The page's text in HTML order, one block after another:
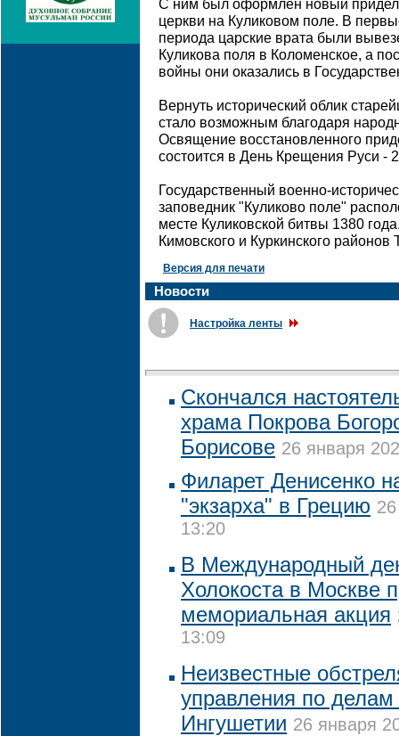
С ним был оформлен новый придел
церкви на Куликовом поле. В
периода царские врата были
Куликова поля в Коломенское, а
войны они оказались в
Вернуть исторический облик
стало возможным благодаря
Освящение восстановленного
состоится в День Крещения Руси -
Государственный военно-
заповедник "Куликово поле"
месте Куликовской битвы 1380
Кимовского и Куркинского районов
Версия для печати
Новости
Настройка ленты
Скончался
храма Покрова
Борисове 26 января
Филарет Денисенко
"экзарха" в Грецию
13:20
В Международный
Холокоста в Москве
мемориальная акция
13:09
Неизвестные
управления по делам
Ингушетии 26 января